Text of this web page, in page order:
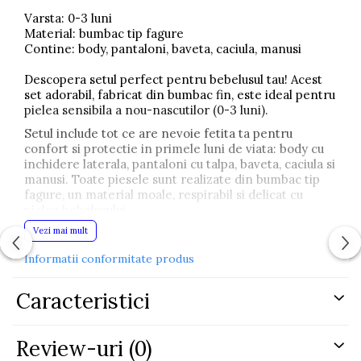
Varsta: 0-3 luni
Material: bumbac tip fagure
Contine: body, pantaloni, baveta, caciula, manusi
Descopera setul perfect pentru bebelusul tau! Acest
set adorabil, fabricat din bumbac fin, este ideal pentru
pielea sensibila a nou-nascutilor (0-3 luni).
Setul include tot ce are nevoie fetita ta pentru
confort si protectie in primele luni de viata: body cu
inchidere laterala, pantaloni cu talpa, baveta, caciula si
manusi. Toate piesele sunt realizate din bumbac tip
fagure, un material moale, respirabil si delicat cu
Designul setului este elegant si feminin, in nuanta roz
delicata, fiind decorat cu volanase fine si fundita
decorativa pe body si pe caciula. Aceste detalii ofera
plimbari sau momente speciale alaturi de familie.
protejarea pielii sensibile impotriva zgarieturilor.
Vezi mai mult
Informatii conformitate produs
Caracteristici
Review-uri (0)